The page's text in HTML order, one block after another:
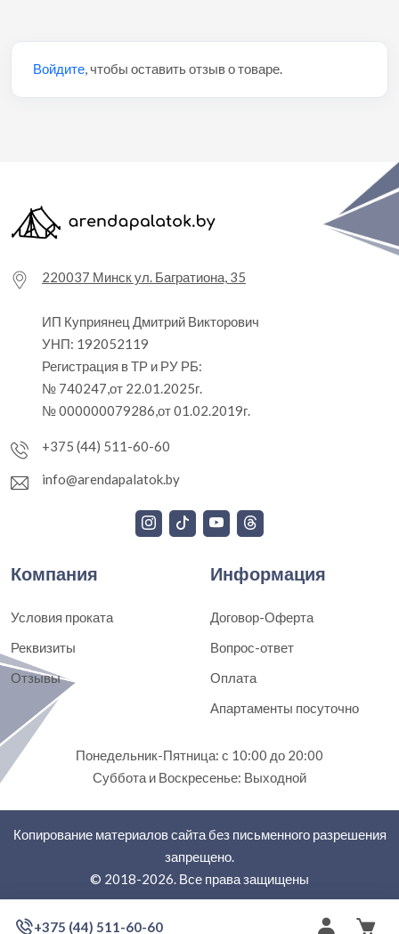
+375 (44) 511-60-60
Войдите, чтобы оставить отзыв о товаре.
220037 Минск ул. Багратиона, 35
ИП Куприянец Дмитрий Викторович
УНП: 192052119
Регистрация в ТР и РУ РБ:
№ 740247,от 22.01.2025г.
№ 000000079286,от 01.02.2019г.
+375 (44) 511-60-60
info@arendapalatok.by
Компания
Условия проката
Реквизиты
Отзывы
Информация
Договор-Оферта
Вопрос-ответ
Оплата
Апартаменты посуточно
Понедельник-Пятница: с 10:00 до 20:00
Суббота и Воскресенье: Выходной
Копирование материалов сайта без письменного разрешения
запрещено.
© 2018-2026. Все права защищены